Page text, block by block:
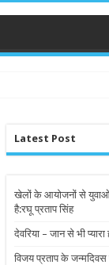
Latest Post
खेलों के आयोजनों से युवाओं
है:रघू प्रताप सिंह
देवरिया – जान से भी प्यारा
विजय प्रताप के